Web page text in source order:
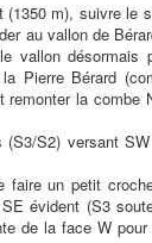
(1350 m), suivre le
au vallon de
vallon désormais
Pierre Bérard
remonter la combe
S2) versant
faire un petit
évident (S3
de la face W